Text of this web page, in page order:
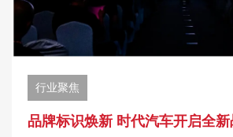
行业聚焦
品牌标识焕新 时代汽车开启全新